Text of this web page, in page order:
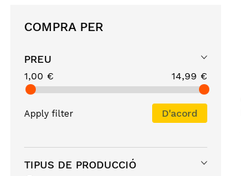
COMPRA PER
PREU
1,00 € 14,99 €
Apply filter D'acord
TIPUS DE PRODUCCIÓ